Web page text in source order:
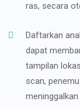
ras, secara
Daftarkan
dapat
tampilan
scan,